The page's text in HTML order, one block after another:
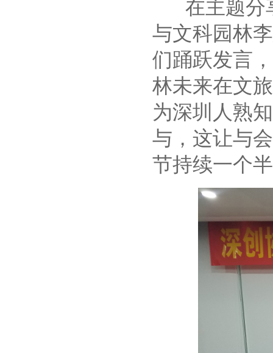
与文科园林
们踊跃发言
林未来在文
为深圳人熟
与，这让与
节持续一个